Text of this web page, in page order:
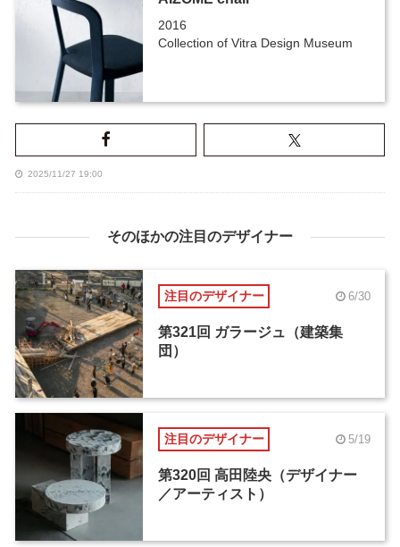
2016
Collection of Vitra Design Museum
2025/11/27 19:00
そのほかの注目のデザイナー
注目のデザイナー 6/30
第321回 ガラージュ（建築集
団）
注目のデザイナー 5/19
第320回 高田陸央（デザイナー
／アーティスト）